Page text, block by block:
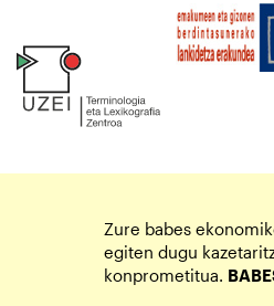
Zure babes
egiten dugu
konprometitua.